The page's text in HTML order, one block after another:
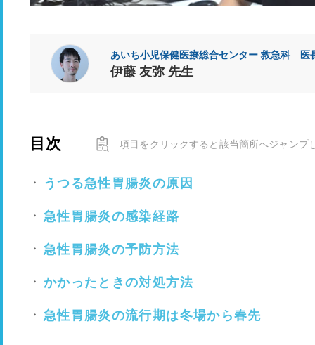
あいち小児保健医療総合センター 救急科 医
伊藤 友弥 先生
目次 項目をクリックすると該当箇所へジャンプ
うつる急性胃腸炎の原因
急性胃腸炎の感染経路
急性胃腸炎の予防方法
かかったときの対処方法
急性胃腸炎の流行期は冬場から春先